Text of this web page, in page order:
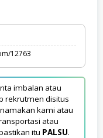
12763
imbalan atau
rekrutmen disitus
kami atau
atau
itu PALSU.